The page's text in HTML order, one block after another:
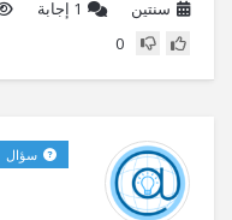
سنتين
1 إجابة
0
سؤال